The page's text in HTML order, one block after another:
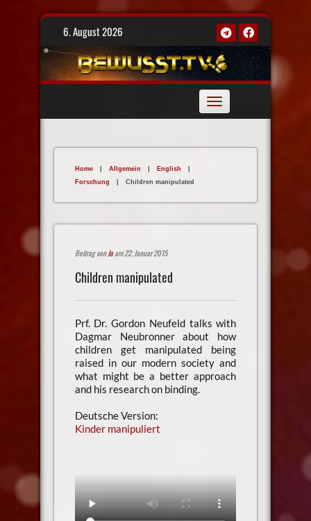
Skip
content
6. August 2026
Toggle
navigation
Home | Allgemein | English
|
Forschung
| Children manipulated
Beitrag vonJoam 22. Januar 2015
Children manipulated
Prf. Dr. Gordon Neufeld talks with
Dagmar Neubronner about how
children get manipulated being
raised in our modern society and
what might be a better approach
and his research on binding.
Deutsche Version:
Kinder manipuliert